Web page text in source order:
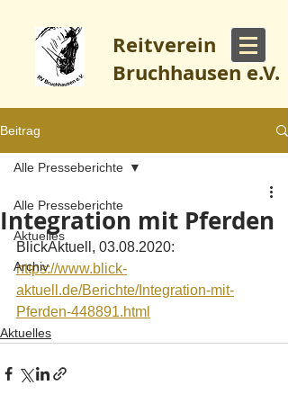
Reitverein
Bruchhausen e.V.
Beitrag
Alle Presseberichte
Aktuelles
Archiv
Alle Presseberichte
Integration mit Pferden
BlickAktuell, 03.08.2020:
https://www.blick-
aktuell.de/Berichte/Integration-mit-
Pferden-448891.html
Aktuelles